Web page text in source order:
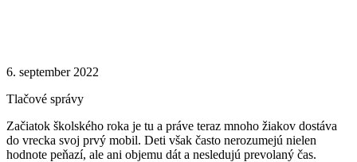
6. september 2022
Tlačové správy
Začiatok školského roka je tu a práve teraz mnoho žiakov dostáva
do vrecka svoj prvý mobil. Deti však často nerozumejú nielen
hodnote peňazí, ale ani objemu dát a nesledujú prevolaný čas.